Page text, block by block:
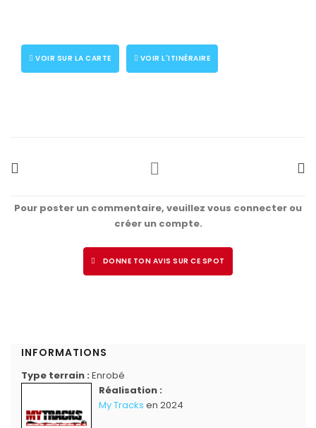
VOIR SUR LA CARTE VOIR L'ITINÉRAIRE
Pour poster un commentaire, veuillez vous connecter ou
créer un compte.
DONNE TON AVIS SUR CE SPOT
INFORMATIONS
Type terrain : Enrobé
Réalisation :
My Tracks en 2024